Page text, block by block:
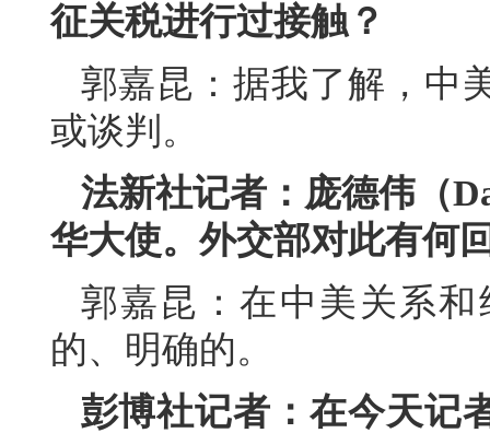
征关税进行过接触？
郭嘉昆：据我了解，中
或谈判。
法新社记者：庞德伟（
华大使。外交部对此有何
郭嘉昆：在中美关系
的、明确的。
彭博社记者：在今天记